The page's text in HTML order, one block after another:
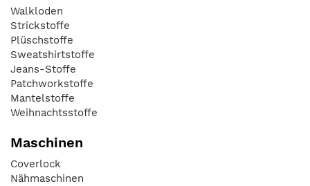
Walkloden
Strickstoffe
Plüschstoffe
Sweatshirtstoffe
Jeans-Stoffe
Patchworkstoffe
Mantelstoffe
Weihnachtsstoffe
Maschinen
Coverlock
Nähmaschinen